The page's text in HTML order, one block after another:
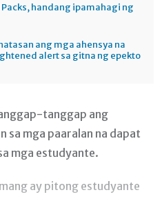
handang ipamahagi ng
ang mga ahensya na
alert sa gitna ng epekto
tanggap ang
sa mga paaralan na dapat
mga estudyante.
ay pitong estudyante